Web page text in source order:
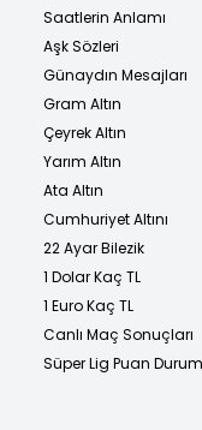
Saatlerin Anlamı
Aşk Sözleri
Günaydın Mesajları
Gram Altın
Çeyrek Altın
Yarım Altın
Ata Altın
Cumhuriyet Altını
22 Ayar Bilezik
1 Dolar Kaç TL
1 Euro Kaç TL
Canlı Maç Sonuçları
Süper Lig Puan